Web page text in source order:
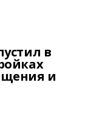
в
и